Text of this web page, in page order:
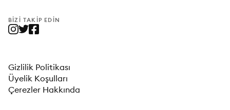
BIZI TAKIP EDIN
Gizlilik Politikası
Üyelik Koşulları
Çerezler Hakkında